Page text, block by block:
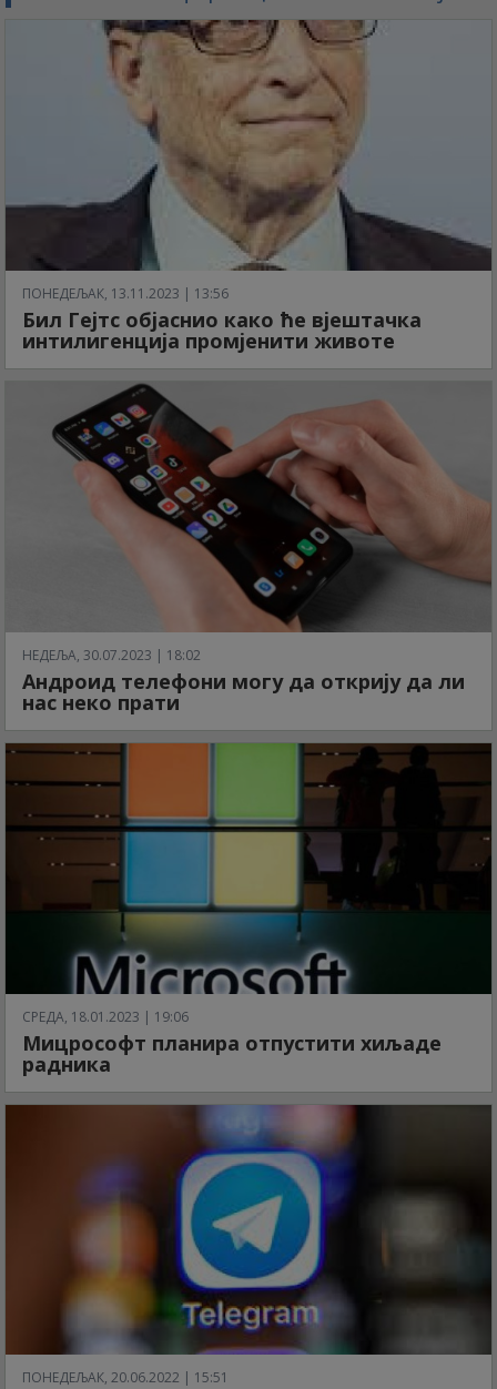
ПОНЕДЕЉАК, 13.11.2023 | 13:56
Бил Гејтс објаснио како ће вјештачка
интилигенција промјенити животе
НЕДЕЉА, 30.07.2023 | 18:02
Андроид телефони могу да открију да ли
нас неко прати
СРЕДА, 18.01.2023 | 19:06
Мицрософт планира отпустити хиљаде
радника
ПОНЕДЕЉАК, 20.06.2022 | 15:51